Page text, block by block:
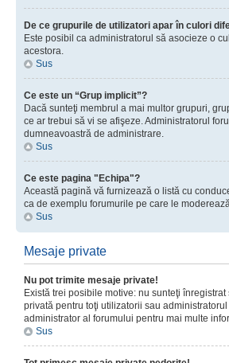
De ce grupurile de utilizatori apar în culori
Este posibil ca administratorul să asocieze o
acestora.
Sus
Ce este un “Grup implicit”?
Dacă sunteţi membrul a mai multor grupuri,
ce ar trebui să vi se afişeze. Administratorul
dumneavoastră de administrare.
Sus
Ce este pagina "Echipa"?
Această pagină vă furnizează o listă cu
ca de exemplu forumurile pe care le
Sus
Mesaje private
Nu pot trimite mesaje private!
Există trei posibile motive: nu sunteţi
privată pentru toţi utilizatorii sau
administrator al forumului pentru mai multe
Sus